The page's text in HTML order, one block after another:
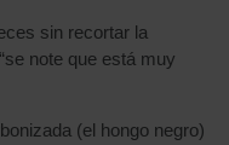
sin recortar la
note que está muy
(el hongo negro)